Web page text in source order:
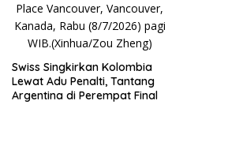
Swiss Singkirkan Kolombia
Lewat Adu Penalti, Tantang
Argentina di Perempat Final